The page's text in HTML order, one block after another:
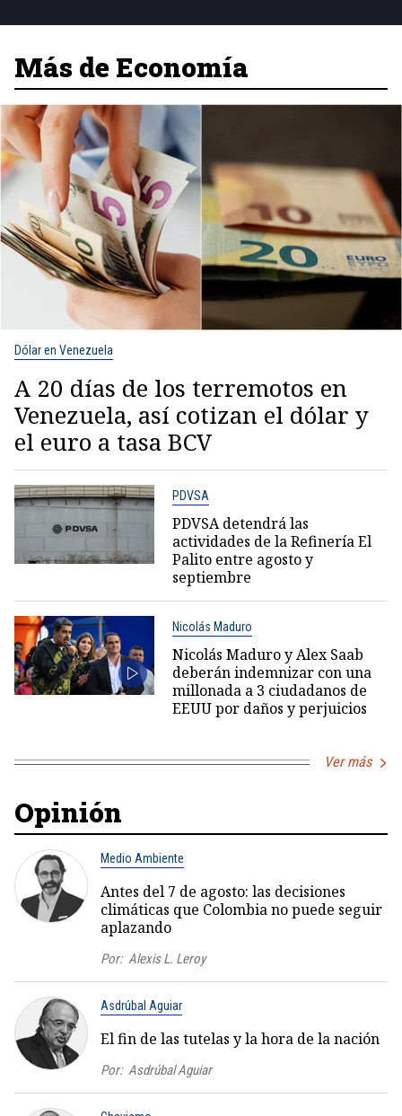
Más de Economía
Dólar en Venezuela
A 20 días de los terremotos en
Venezuela, así cotizan el dólar y
el euro a tasa BCV
PDVSA
PDVSA detendrá las
actividades de la Refinería El
Palito entre agosto y
septiembre
Nicolás Maduro
Nicolás Maduro y Alex Saab
deberán indemnizar con una
millonada a 3 ciudadanos de
EEUU por daños y perjuicios
Ver más
Opinión
Medio Ambiente
Antes del 7 de agosto: las decisiones
climáticas que Colombia no puede seguir
aplazando
Por: Alexis L. Leroy
Asdrúbal Aguiar
El fin de las tutelas y la hora de la nación
Por: Asdrúbal Aguiar